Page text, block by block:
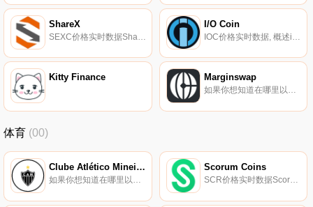
ShareX I/O Coin
Kitty Finance Marginswap
如果你想知道在哪里以当前价格购买Marginswap,目前交易{Marginswap]股票的顶级加密货币交易所是MEXC和Bancor Network。您可以在我们的加密货币交易所页面上找到其他列表.
体育 (00)
Clube Atlético Mineiro Fan Token Scorum Coins